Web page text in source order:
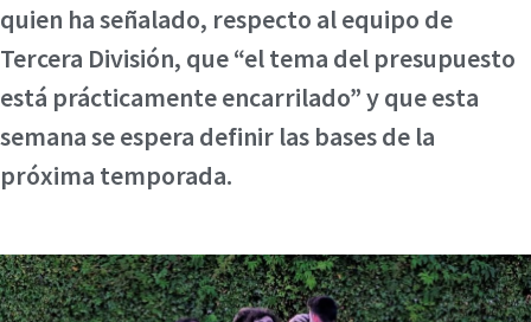
quien ha señalado, respecto al equipo de
Tercera División, que “el tema del presupuesto
está prácticamente encarrilado” y que esta
semana se espera definir las bases de la
próxima temporada.